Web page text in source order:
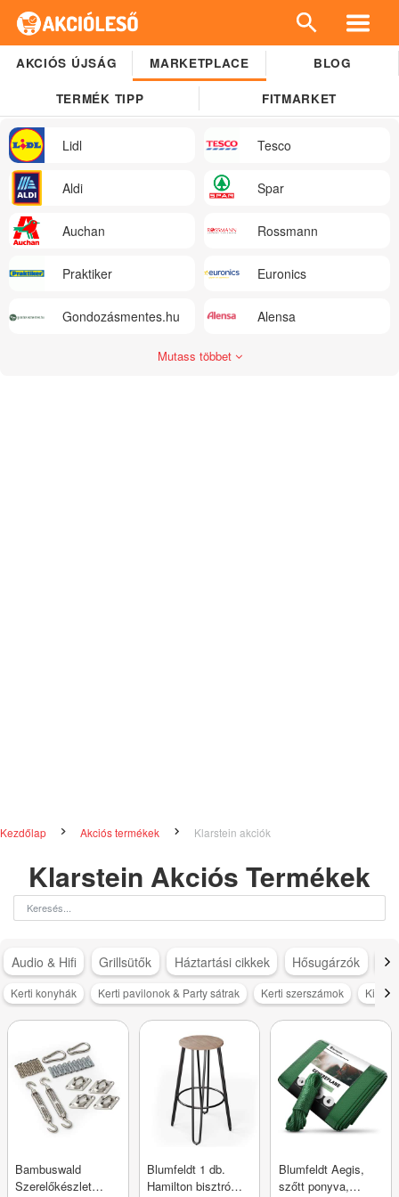
AKCIÓS ÚJSÁG MARKETPLACE BLOG
TERMÉK TIPP FITMARKET
Lidl Tesco
Aldi Spar
Auchan Rossmann
Praktiker Euronics
Gondozásmentes.hu Alensa
Mutass többet
Kezdőlap Akciós termékek Klarstein akciók
Klarstein Akciós Termékek
Audio & Hifi Grillsütők Háztartási cikkek Hősugárzók
Kerti konyhák Kerti pavilonok & Party sátrak Kerti szerszámok
Bambuswald
Szerelőkészlet
Blumfeldt 1 db.
Hamilton bisztró
Blumfeldt Aegis,
szőtt ponyva,